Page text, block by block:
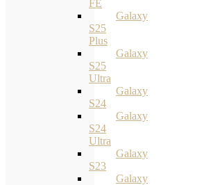
FE
Galaxy
S25
Plus
Galaxy
S25
Ultra
Galaxy
S24
Galaxy
S24
Ultra
Galaxy
S23
Galaxy